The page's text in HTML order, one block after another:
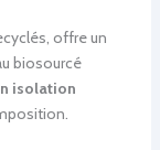
offre un
biosourcé
isolation